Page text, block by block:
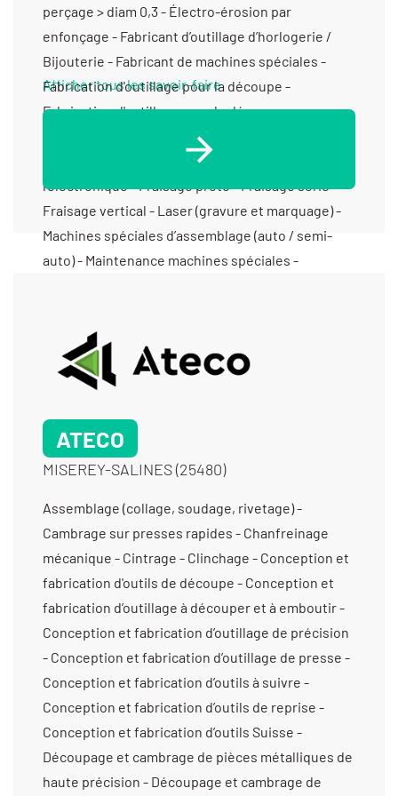
Afficher tous les savoir-faire
ATECO
MISEREY-SALINES (25480)
Assemblage (collage, soudage, rivetage) -
Cambrage sur presses rapides - Chanfreinage
mécanique - Cintrage - Clinchage - Conception et
fabrication d'outils de découpe - Conception et
fabrication d’outillage à découper et à emboutir -
Conception et fabrication d’outillage de précision
- Conception et fabrication d’outillage de presse -
Conception et fabrication d’outils à suivre -
Conception et fabrication d’outils de reprise -
Conception et fabrication d’outils Suisse -
Découpage et cambrage de pièces métalliques de
haute précision - Découpage et cambrage de